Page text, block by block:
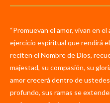
“Promuevan el amor, vivan en
ejercicio espiritual que rendirá
reciten el Nombre de Dios,
majestad, su compasión, su
amor crecerá dentro de
profundo, sus ramas se